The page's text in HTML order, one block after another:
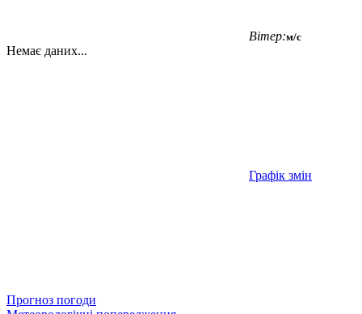
Вітер:м/с
Немає даних...
Графік змін
Прогноз погоди